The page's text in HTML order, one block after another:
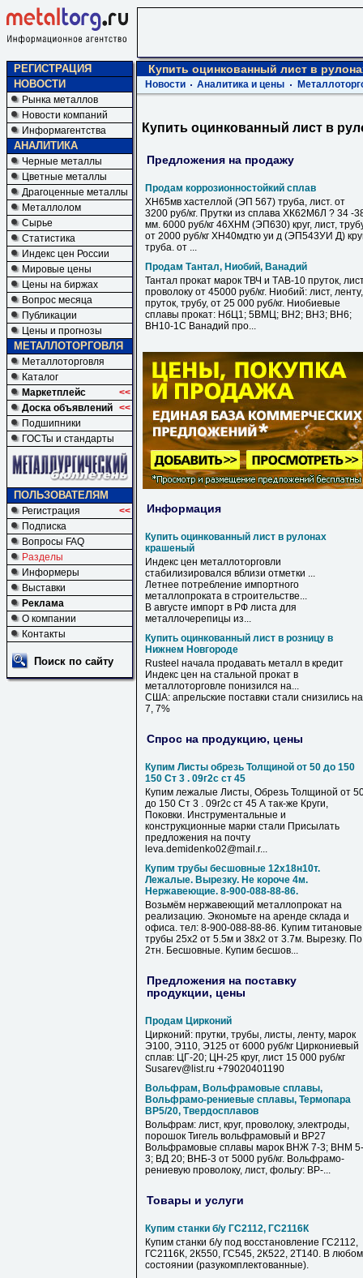
РЕГИСТРАЦИЯ
НОВОСТИ
Рынка металлов
Новости компаний
Информагентства
АНАЛИТИКА
Черные металлы
Цветные металлы
Драгоценные металлы
Металлолом
Сырье
Статистика
Индекс цен России
Мировые цены
Цены на биржах
Вопрос месяца
Публикации
Цены и прогнозы
МЕТАЛЛОТОРГОВЛЯ
Металлоторговля
Каталог
Маркетплейс
<<
Доска объявлений <<
Подшипники
ГОСТы и стандарты
ПОЛЬЗОВАТЕЛЯМ
Регистрация
<<
Подписка
Вопросы FAQ
Разделы
Информеры
Выставки
Реклама
О компании
Контакты
Поиск по сайту
Купить оцинкованный лист в
Новости Аналитика и цены
Купить оцинкованный лист в
Предложения на продажу
Продам коррозионностойкий сплав
ХН65мв хастеллой (ЭП 567) труба, лист. от
3200 руб/кг. Прутки из сплава ХК62М6Л ? 34 -
мм. 6000 руб/кг 46ХНМ (ЭП630) круг, лист,
от 2000 руб/кг ХН40мдтю уи д (ЭП543УИ Д)
труба. от ...
Продам Тантал, Ниобий, Ванадий
Тантал прокат марок ТВЧ и ТАВ-10 пруток,
проволоку от 45000 руб/кг. Ниобий: лист, ленту,
пруток, трубу, от 25 000 руб/кг. Ниобиевые
сплавы прокат: НбЦ1; 5ВМЦ; ВН2; ВН3; ВН6;
ВН10-1С Ванадий про...
Информация
Купить оцинкованный лист в рулонах
крашеный
Индекс цен металлоторговли
стабилизировался вблизи отметки ...
Летнее потребление импортного
металлопроката в строительстве...
В августе импорт в РФ листа для
металлочерепицы из...
Купить оцинкованный лист в розницу в
Нижнем Новгороде
Rusteel начала продавать металл в кредит
Индекс цен на стальной прокат в
металлоторговле понизился на...
США: апрельские поставки стали снизились на
7, 7%
Спрос на продукцию, цены
Купим Листы обрезь Толщиной от 50 до 150
150 Ст 3 . 09г2с ст 45
Купим лежалые Листы, Обрезь Толщиной от
до 150 Ст 3 . 09г2с ст 45 А так-же Круги,
Поковки. Инструментальные и
конструкционные марки стали Присылать
предложения на почту
leva.demidenko02@mail.r...
Купим трубы бесшовные 12х18н10т.
Лежалые. Вырезку. Не короче 4м.
Нержавеющие. 8-900-088-88-86.
Возьмём нержавеющий металлопрокат на
реализацию. Экономьте на аренде склада и
офиса. тел: 8-900-088-88-86. Купим титановые
трубы 25х2 от 5.5м и 38х2 от 3.7м. Вырезку. По
2тн. Бесшовные. Купим бесшов...
Предложения на поставку
продукции, цены
Продам Цирконий
Цирконий: прутки, трубы, листы, ленту, марок
Э100, Э110, Э125 от 6000 руб/кг Циркониевый
сплав: ЦГ-20; ЦН-25 круг, лист 15 000 руб/кг
Susarev@list.ru +79020401190
Вольфрам, Вольфрамовые сплавы,
Вольфрамо-рениевые сплавы, Термопара
ВР5/20, Твердосплавов
Вольфрам: лист, круг, проволоку, электроды,
порошок Тигель вольфрамовый и ВР27
Вольфрамовые сплавы марок ВНЖ 7-3; ВНМ 5-
3; ВД 20; ВНБ-3 от 5000 руб/кг. Вольфрамо-
рениевую проволоку, лист, фольгу: ВР-...
Товары и услуги
Купим станки б/у ГС2112, ГС2116К
Купим станки б/у под восстановление ГС2112,
ГС2116К, 2К550, ГС545, 2К522, 2Т140. В любом
состоянии (разукомплектованные).